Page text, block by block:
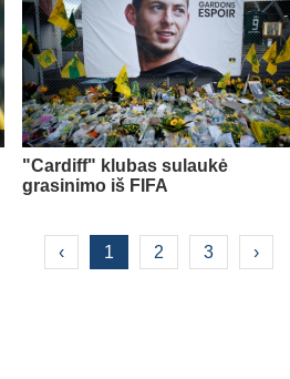
"Cardiff" klubas sulaukė
grasinimo iš FIFA
‹ 1 2 3 ›